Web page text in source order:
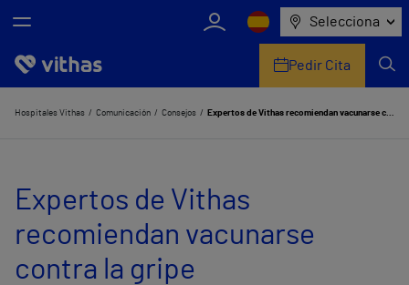
Selecciona
Nosotros
Servicios de salud
Equipo médico y asistencial
Pedir Cita
Hospitales Vithas Comunicación Consejos Expertos de Vithas recomiendan vacunarse contra la gripe
Expertos de Vithas
recomiendan vacunarse
contra la gripe